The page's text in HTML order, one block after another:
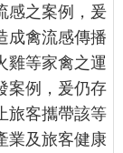
感之案例，爰
成禽流感傳播
雞等家禽之運
案例，爰仍存
旅客攜帶該等
業及旅客健康